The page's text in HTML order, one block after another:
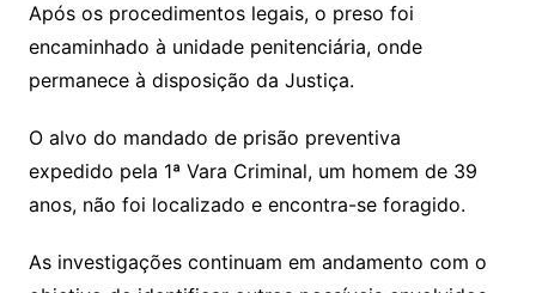
Após os procedimentos legais, o preso foi
encaminhado à unidade penitenciária, onde
permanece à disposição da Justiça.
O alvo do mandado de prisão preventiva
expedido pela 1ª Vara Criminal, um homem de 39
anos, não foi localizado e encontra-se foragido.
As investigações continuam em andamento com o